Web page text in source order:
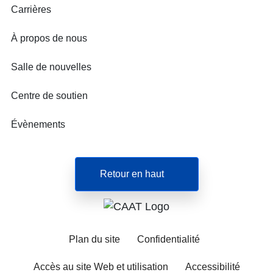
Carrières
À propos de nous
Salle de nouvelles
Centre de soutien
Évènements
Retour en haut
Plan du site Confidentialité
Accès au site Web et utilisation Accessibilité